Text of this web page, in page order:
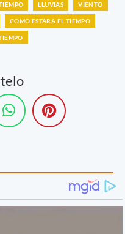
LLUVIAS VIENTO
COMO ESTARA EL TIEMPO